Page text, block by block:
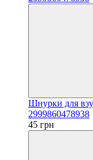
Шнурки для
2999860478938
45 грн